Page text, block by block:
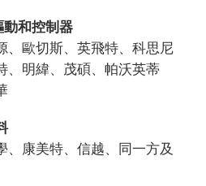
動和控制器
、歐切斯、英飛特、科思尼
、明緯、茂碩、帕沃英蒂
、康美特、信越、同一方及